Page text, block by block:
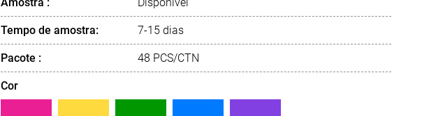
Tempo de amostra: 7-15 dias
Pacote : 48 PCS/CTN
Cor